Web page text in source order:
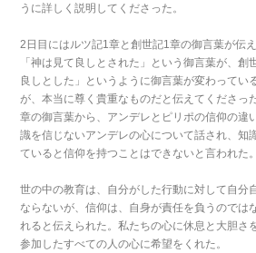
うに詳しく説明してくださった。
2日目にはルツ記1章と創世記1章の御言葉が伝え
「神は見て良しとされた」という御言葉が、創
良しとした」というように御言葉が変わってい
が、本当に尊く貴重なものだと伝えてくださっ
章の御言葉から、アンデレとピリポの信仰の違
識を信じないアンデレの心について話され、知
ていると信仰を持つことはできないと言われた。
世の中の教育は、自分がした行動に対して自分
ならないが、信仰は、自身が責任を負うのでは
れると伝えられた。私たちの心に休息と大胆さ
参加したすべての人の心に希望をくれた。